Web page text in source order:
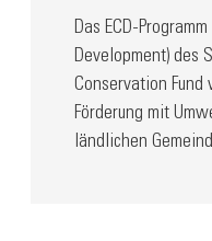
Das ECD-
Development) des
Conservation
Förderung mit
ländlichen